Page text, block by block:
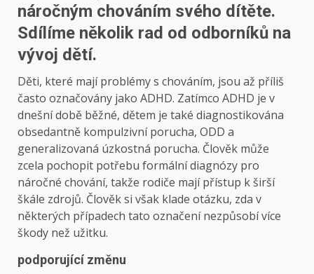
náročným chováním svého dítěte.
Sdílíme několik rad od odborníků na
vývoj dětí.
Děti, které mají problémy s chováním, jsou až příliš
často označovány jako ADHD. Zatímco ADHD je v
dnešní době běžné, dětem je také diagnostikována
obsedantně kompulzivní porucha, ODD a
generalizovaná úzkostná porucha. Člověk může
zcela pochopit potřebu formální diagnózy pro
náročné chování, takže rodiče mají přístup k širší
škále zdrojů. Člověk si však klade otázku, zda v
některých případech tato označení nezpůsobí více
škody než užitku.
podporující změnu